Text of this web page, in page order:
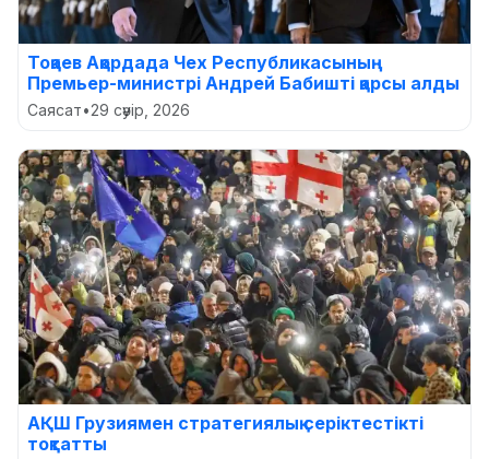
Тоқаев Ақордада Чех Республикасының
Премьер-министрі Андрей Бабишті қарсы алды
Саясат•29 сәуір, 2026
АҚШ Грузиямен стратегиялық серіктестікті
тоқтатты